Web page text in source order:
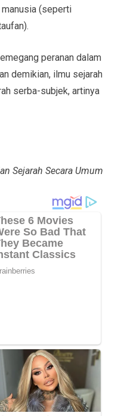
(seperti
peranan dalam
demikian, ilmu sejarah
serba-subjek, artinya
Sejarah Secara Umum